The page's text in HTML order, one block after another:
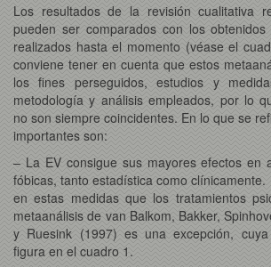
Los resultados de la revisión cualitativa
pueden ser comparados con los
realizados hasta el momento (véase el
conviene tener en cuenta que estos
los fines perseguidos, estudios y
metodología y análisis empleados, por lo
no son siempre coincidentes. En lo que se
importantes son:
– La EV consigue sus mayores efectos en
fóbicas, tanto estadística como clínicamente.
en estas medidas que los tratamientos
metaanálisis de van Balkom, Bakker,
y Ruesink (1997) es una excepción, cuya
figura en el cuadro 1.